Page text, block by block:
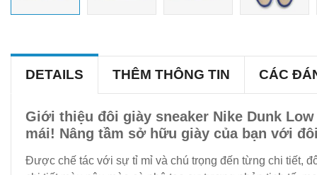
DETAILS THÊM THÔNG TIN CÁC
Giới thiệu đôi giày sneaker Nike Dunk
mái! Nâng tầm sở hữu giày của bạn với
Được chế tác với sự tỉ mỉ và chú trọng đến từng chi tiết,